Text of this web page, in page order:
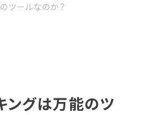
ツールなのか？
ングは万能のツ